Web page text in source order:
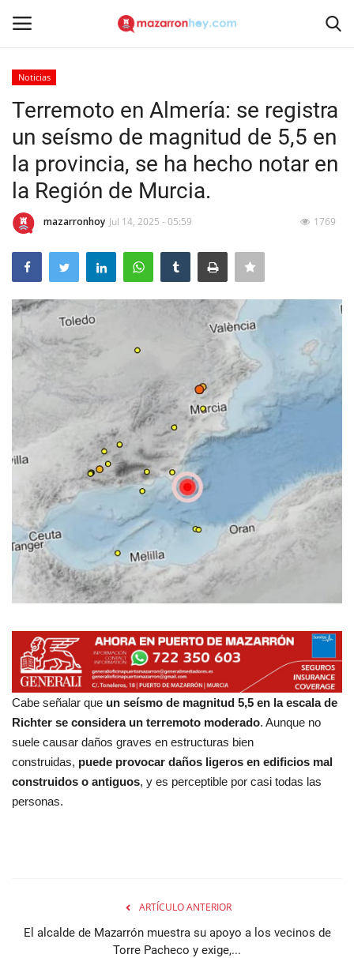
Inicio
Contacto
Noticias
Mazarrón Hoy
Entrevistas
Reportajes
Empresas
Mapa de Mazarrón
Vídeos
Galerías
Contacto
Empresas
Noticias
Terremoto en Almería: se registra
un seísmo de magnitud de 5,5 en
la provincia, se ha hecho notar en
la Región de Murcia.
mazarronhoy Jul 14, 2025 - 05:59 1769
Cabe señalar que un seísmo de magnitud 5,5 en la escala de
Richter se considera un terremoto moderado. Aunque no
suele causar daños graves en estructuras bien
construidas, puede provocar daños ligeros en edificios mal
construidos o antiguos, y es perceptible por casi todas las
personas.
ARTÍCULO ANTERIOR
El alcalde de Mazarrón muestra su apoyo a los vecinos de
Torre Pacheco y exige,...